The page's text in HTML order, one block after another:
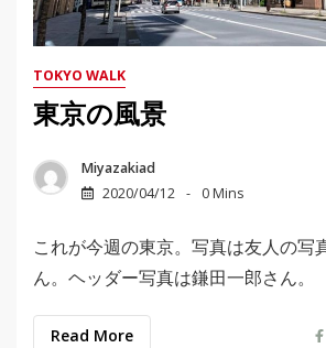
TOKYO WALK
東京の風景
Miyazakiad
2020/04/12
0 Mins
これが今週の東京。写真は友人の写
ん。ヘッダー写真は鎌田一郎さん。
Read More